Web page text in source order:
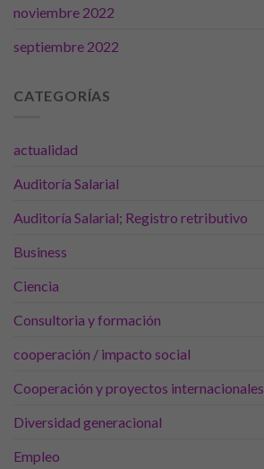
noviembre 2022
septiembre 2022
CATEGORÍAS
actualidad
Auditoría Salarial
Auditoría Salarial; Registro retributivo
Business
Ciencia
Consultoria y formación
cooperación / impacto social
Cooperación y proyectos internacionales
Diversidad generacional
Empleo